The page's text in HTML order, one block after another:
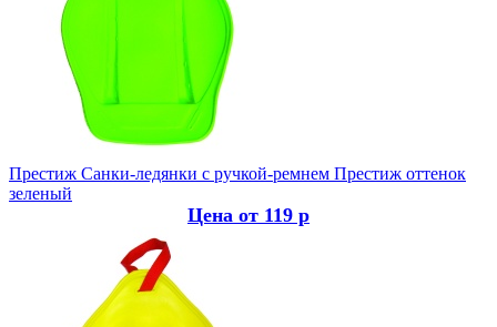
Престиж Санки-ледянки с ручкой-ремнем Престиж оттенок
зеленый
Цена от 119 р